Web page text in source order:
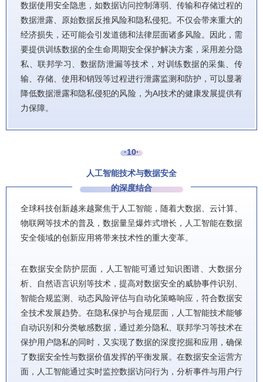
数据使用安全隐患，如数据访问控制薄弱、传输和存储过程的
数据泄露、原始数据反推风险和隐私侵犯。不仅会带来重大的
经济损失，还可能会引发道德和法律层面诸多风险。因此，需
要提供训练数据的全生命周期安全保护解决方案，采用差分隐
私、联邦学习、数据防泄漏等技术，对训练数据的采集、传
输、存储、使用和销毁等过程进行泄露监测和防护，可以显著
降低数据泄露和隐私侵犯的风险，为AI技术的健康发展提供有
力保障。
·10·
人工智能技术与数据安全
的深度结合
全球科技创新越来越聚焦于人工智能，随着大数据、云计算、
物联网等技术的普及，数据量呈爆炸式增长，人工智能在数据
安全领域的创新应用将带来技术性的重大变革。
在数据安全防护层面，人工智能可通过知识图谱、大数据分
析、自然语言识别等技术，提高对数据安全的威胁事件识别、
智能合规监测、动态风险评估与自动化策略响应，符合数据安
全技术发展趋势。在隐私保护与合规层面，人工智能技术能够
自动识别和分类敏感数据，通过差分隐私、联邦学习等技术在
保护用户隐私的同时，又实现了数据的深度挖掘和应用，确保
了数据安全性与数据价值发挥的平衡发展。在数据安全运营方
面，人工智能通过实时监控数据访问行为，分析事件与用户行